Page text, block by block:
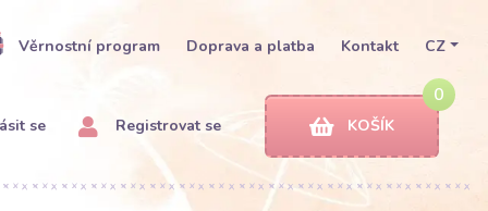
Věrnostní program Doprava a platba Kontakt CZ
se Registrovat se
0
KOŠÍK